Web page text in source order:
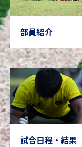
部員紹介
試合日程・結果